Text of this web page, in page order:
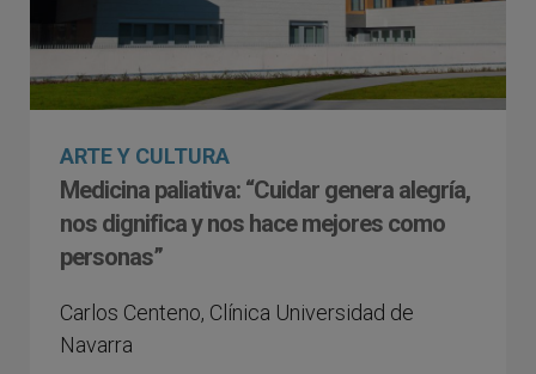
ARTE Y CULTURA
Medicina paliativa: “Cuidar genera alegría,
nos dignifica y nos hace mejores como
personas”
Carlos Centeno, Clínica Universidad de
Navarra